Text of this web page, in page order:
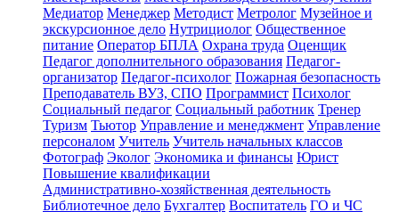
Медиатор Менеджер Методист Метролог Музейное и
экскурсионное дело Нутрициолог Общественное
питание Оператор БПЛА Охрана труда Оценщик
Педагог дополнительного образования Педагог-
организатор Педагог-психолог Пожарная безопасность
Преподаватель ВУЗ, СПО Программист Психолог
Социальный педагог Социальный работник Тренер
Туризм Тьютор Управление и менеджмент Управление
персоналом Учитель Учитель начальных классов
Фотограф Эколог Экономика и финансы Юрист
Повышение квалификации
Административно-хозяйственная деятельность
Библиотечное дело Бухгалтер Воспитатель ГО и ЧС